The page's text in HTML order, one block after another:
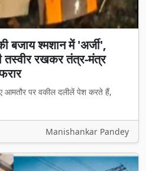
बजाय श्मशान में 'अर्जी',
तस्वीर रखकर तंत्र-मंत्र
आमतौर पर वकील दलीलें पेश करते हैं,
Manishankar Pandey